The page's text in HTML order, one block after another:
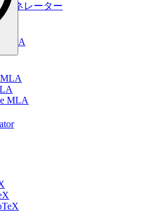
ェネレーター
APA
MLA
MLA